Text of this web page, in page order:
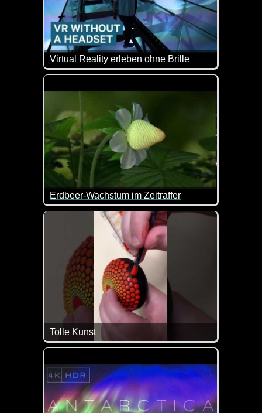
Virtual Reality erleben ohne Brille
Das ist doch super spannend. In diesem Theater
Erdbeer-Wachstum im Zeitraffer
Das sieht doch klasse aus im Zeitraffer!
Tolle Kunst
Dafür braucht man ein richtig ruhiges Händchen.